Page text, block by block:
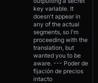
key variable. It
doesn't appear in
any of the actual
segments, so I'm
proceeding with the
translation, but
wanted you to be
aware. --- Poder de
fijación de precios
intacto